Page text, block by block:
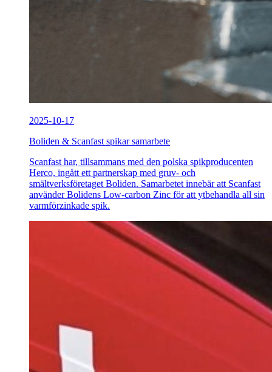
2025-10-17
Boliden & Scanfast spikar samarbete
Scanfast har, tillsammans med den polska spikproducenten
Herco, ingått ett partnerskap med gruv- och
smältverksföretaget Boliden. Samarbetet innebär att Scanfast
använder Bolidens Low-carbon Zinc för att ytbehandla all sin
varmförzinkade spik.